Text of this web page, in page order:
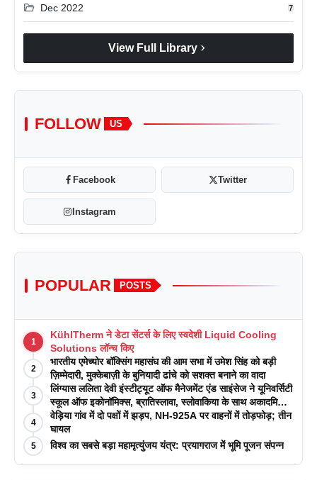
folder_open Dec 2022 7
View Full Library chevron_right
FOLLOW US
Facebook Twitter
Instagram
POPULAR POSTS
1
KühlTherm ने डेटा सेंटर्स के लिए स्वदेशी Liquid Cooling
Solutions लॉन्च किए
2
भारतीय एमेच्योर बॉक्सिंग महासंघ की आम सभा में उमेश सिंह को बड़ी
ज़िम्मेदारी, मुक्केबाज़ी के बुनियादी ढांचे को सशक्त बनाने का वादा
3
लिंग्यास ललिता देवी इंस्टीट्यूट ऑफ मैनेजमेंट एंड साइंसेज ने यूनिवर्सिटी
स्कूल ऑफ इकोनॉमिक्स, ब्रातिस्लावा, स्लोवाकिया के साथ अकादमिक
पत्रिकाओं में प्रकाशन रणनीतियों पर एक दिवसीय कार्यशाला का
आयोजन किया
4
वेड़िया गांव में दो पक्षों में झड़प, NH-925A पर वाहनों में तोड़फोड़; तीन
घायल
5 विश्व का सबसे बड़ा महामृत्युंजय यंत्र: प्रयागराज में भूमि पूजन संपन्न